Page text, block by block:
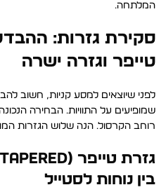
המלתחה.
סקירת גזרות:
טייפר וגזרה ישרה
לפני שיוצאים למסע קניות, חשוב
שמופיעים על התוויות. הבחירה
רוחב הקרסול. הנה שלוש הגזרות
בין נוחות לסטייל